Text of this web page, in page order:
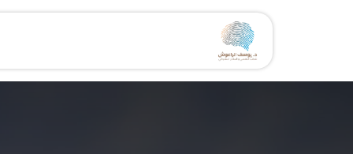
تخطي للذهاب إلى المحتوى